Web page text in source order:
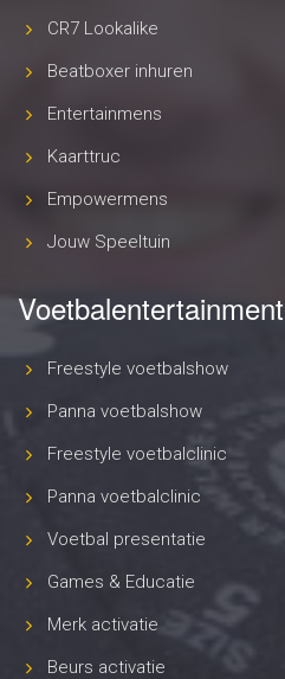
CR7 Lookalike
Beatboxer inhuren
Entertainmens
Kaarttruc
Empowermens
Jouw Speeltuin
Voetbalentertainment
Freestyle voetbalshow
Panna voetbalshow
Freestyle voetbalclinic
Panna voetbalclinic
Voetbal presentatie
Games & Educatie
Merk activatie
Beurs activatie